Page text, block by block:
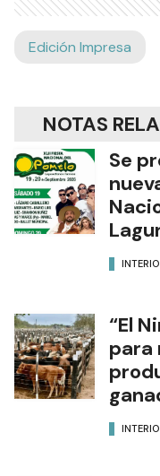
Edición Impresa
NOTAS
Se
“El
para